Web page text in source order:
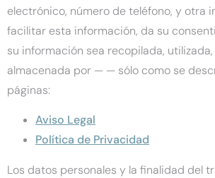
electrónico, número de teléfono, y otra
facilitar esta información, da su
su información sea recopilada,
almacenada por — — sólo como se
páginas:
Aviso Legal
Política de Privacidad
Los datos personales y la finalidad del